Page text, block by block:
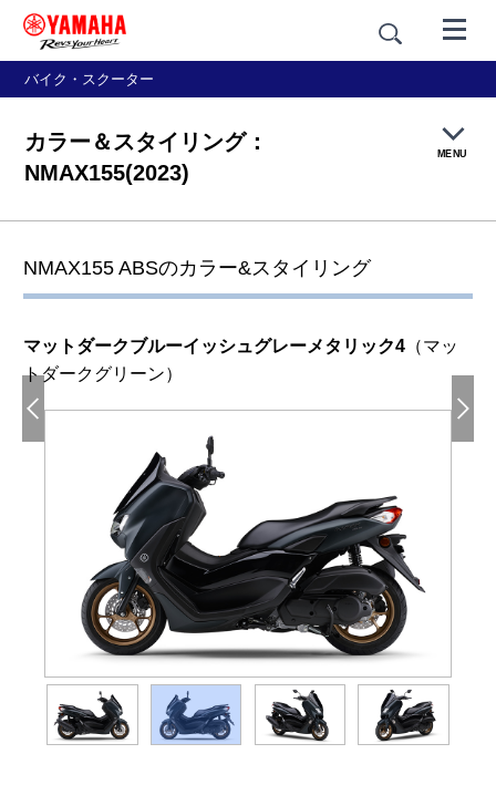
バイク・スクーター
カラー＆スタイリング：
NMAX155(2023)
MENU
カラー＆スタイリング
Webカタログ
NMAX155 ABSのカラー&スタイリング
マットダークブルーイッシュグレーメタリック4 （マッ
トダークグリーン）